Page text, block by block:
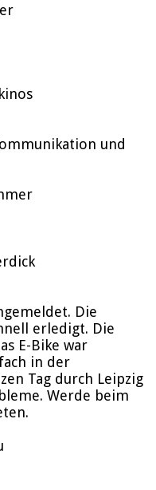
und
Die
erledigt. Die
E-Bike war
in der
Tag durch Leipzig
Werde beim